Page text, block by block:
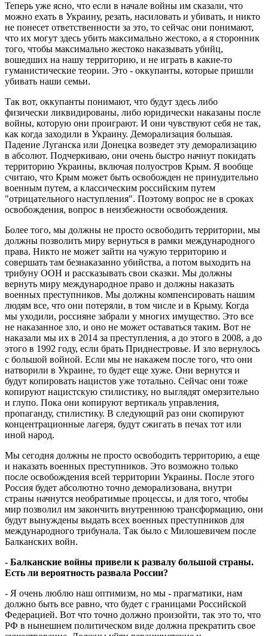
Теперь уже ясно, что если в начале войны им сказали, что
можно ехать в Украину, резать, насиловать и убивать, и никто
не понесет ответственности за это, то сейчас они понимают,
что их могут здесь убить максимально жестоко, а я сторонник
того, чтобы максимально жестоко наказывать убийц,
вошедших на нашу территорию, и не играть в какие-то
гуманистические теории. Это - оккупанты, которые пришли
убивать наши семьи.
Так вот, оккупанты понимают, что будут здесь либо
физически ликвидированы, либо юридически наказаны после
войны, которую они проиграют. И они чувствуют себя не так,
как когда заходили в Украину. Деморализация большая.
Падение Луганска или Донецка возведет эту деморализацию
в абсолют. Подчеркиваю, они очень быстро начнут покидать
территорию Украины, включая полуостров Крым. Я вообще
считаю, что Крым может быть освобожден не принудительно
военным путем, а классическим российским путем
"отрицательного наступления". Поэтому вопрос не в сроках
освобождения, вопрос в неизбежности освобождения.
Более того, мы должны не просто освободить территории, мы
должны позволить миру вернуться в рамки международного
права. Никто не может зайти на чужую территорию и
совершать там безнаказанно убийства, а потом выходить на
трибуну ООН и рассказывать свои сказки. Мы должны
вернуть миру международное право и должны наказать
военных преступников. Мы должны компенсировать нашим
людям все, что они потеряли, в том числе и в Крыму. Когда
мы уходили, россияне забрали у многих имущество. Это все
не наказанное зло, и оно не может оставаться таким. Вот не
наказали мы их в 2014 за преступления, а до этого в 2008, а до
этого в 1992 году, если брать Приднестровье. И зло вернулось
с большой войной. Если мы не накажем после того, что они
натворили в Украине, то будет еще хуже. Они вернутся и
будут копировать нацистов уже тотально. Сейчас они тоже
копируют нацистскую стилистику, но выглядят омерзительно
и глупо. Пока они копируют вертикаль управления,
пропаганду, стилистику. В следующий раз они скопируют
концентрационные лагеря, будут сжигать в печах тот или
иной народ.
Мы сегодня должны не просто освободить территорию, а еще
и наказать военных преступников. Это возможно только
после освобождения всей территории Украины. После этого
Россия будет абсолютно точно деморализована, внутри
страны начнутся необратимые процессы, и для того, чтобы
мир позволил им закончить внутреннюю трансформацию, они
будут вынуждены выдать всех военных преступников для
международного трибунала. Так было с Милошевичем после
Балканских войн.
- Балканские войны привели к развалу большой страны.
Есть ли вероятность развала России?
- Я очень люблю наш оптимизм, но мы - прагматики, нам
должно быть все равно, что будет с границами Российской
Федерацией. Вот что точно должно произойти, так это то, что
РФ в нынешнем политическом виде должна прекратить свое